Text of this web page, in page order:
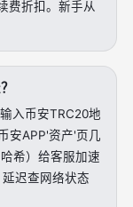
费折扣。新手从
入币安TRC20地
安APP'资产'页几
希）给客服加速
迟查网络状态